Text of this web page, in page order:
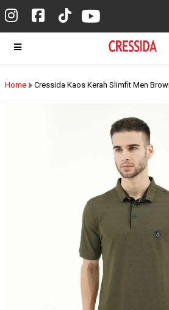
Home Cressida Kaos Kerah Slimfit Men